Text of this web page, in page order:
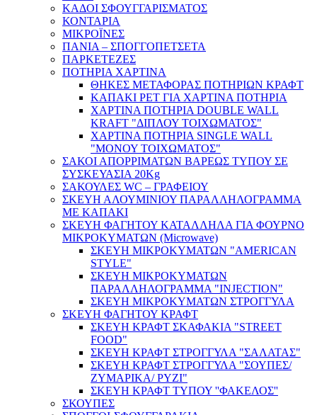
ΚΑΔΟΙ ΣΦΟΥΓΓΑΡΙΣΜΑΤΟΣ
ΚΟΝΤΑΡΙΑ
ΜΙΚΡΟΪΝΕΣ
ΠΑΝΙΑ – ΣΠΟΓΓΟΠΕΤΣΕΤΑ
ΠΑΡΚΕΤΕΖΕΣ
ΠΟΤΗΡΙΑ ΧΑΡΤΙΝΑ
ΘΗΚΕΣ ΜΕΤΑΦΟΡΑΣ ΠΟΤΗΡΙΩΝ ΚΡΑΦΤ
ΚΑΠΑΚΙ PET ΓΙΑ ΧΑΡΤΙΝΑ ΠΟΤΗΡΙΑ
ΧΑΡΤΙΝΑ ΠΟΤΗΡΙΑ DOUBLE WALL
KRAFT "ΔΙΠΛΟΥ ΤΟΙΧΩΜΑΤΟΣ"
ΧΑΡΤΙΝΑ ΠΟΤΗΡΙΑ SINGLE WALL
"ΜΟΝΟΥ ΤΟΙΧΩΜΑΤΟΣ"
ΣΑΚΟΙ ΑΠΟΡΡΙΜΑΤΩΝ ΒΑΡΕΩΣ ΤΥΠΟΥ ΣΕ
ΣΥΣΚΕΥΑΣΙΑ 20Kg
ΣΑΚΟΥΛΕΣ WC – ΓΡΑΦΕΙΟΥ
ΣΚΕΥΗ ΑΛΟΥΜΙΝΙΟΥ ΠΑΡΑΛΛΗΛΟΓΡΑΜΜΑ
ΜΕ ΚΑΠΑΚΙ
ΣΚΕΥΗ ΦΑΓΗΤΟΥ ΚΑΤΑΛΛΗΛΑ ΓΙΑ ΦΟΥΡΝΟ
ΜΙΚΡΟΚΥΜΑΤΩΝ (Microwave)
ΣΚΕΥΗ ΜΙΚΡΟΚΥΜΑΤΩΝ "AMERICAN
STYLE"
ΣΚΕΥΗ ΜΙΚΡΟΚΥΜΑΤΩΝ
ΠΑΡΑΛΛΗΛΟΓΡΑΜΜΑ "INJECTION"
ΣΚΕΥΗ ΜΙΚΡΟΚΥΜΑΤΩΝ ΣΤΡΟΓΓΥΛΑ
ΣΚΕΥΗ ΦΑΓΗΤΟΥ ΚΡΑΦΤ
ΣΚΕΥΗ ΚΡΑΦΤ ΣΚΑΦΑΚΙΑ "STREET
FOOD"
ΣΚΕΥΗ ΚΡΑΦΤ ΣΤΡΟΓΓΥΛΑ "ΣΑΛΑΤΑΣ"
ΣΚΕΥΗ ΚΡΑΦΤ ΣΤΡΟΓΓΥΛΑ "ΣΟΥΠΕΣ/
ΖΥΜΑΡΙΚΑ/ ΡΥΖΙ"
ΣΚΕΥΗ ΚΡΑΦΤ ΤΥΠΟΥ ''ΦΑΚΕΛΟΣ''
ΣΚΟΥΠΕΣ